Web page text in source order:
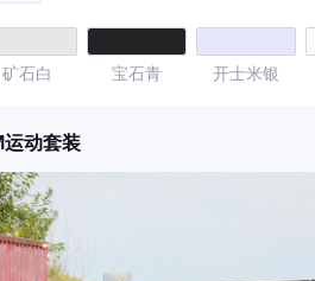
矿石白
宝石青 开士米银
动套装